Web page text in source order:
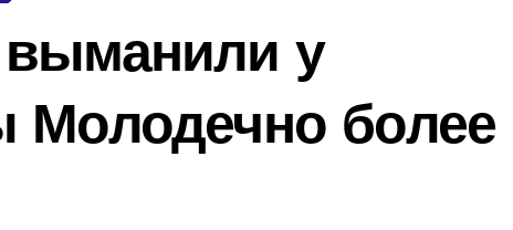
у
Молодечно более